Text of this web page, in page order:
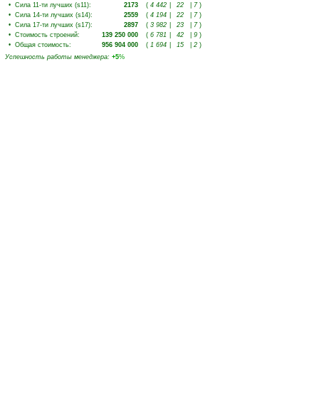
• Сила 11-ти лучших (s11): 2173 ( 4 442 22 7)
• Сила 14-ти лучших (s14): 2559 ( 4 194 22 7)
• Сила 17-ти лучших (s17): 2897 ( 3 982 23 7)
• Стоимость строений: 139 250 000 ( 6 781 42 9 )
• Общая стоимость: 956 904 000 ( 1 694 15 2 )
Успешность работы менеджера: +5%